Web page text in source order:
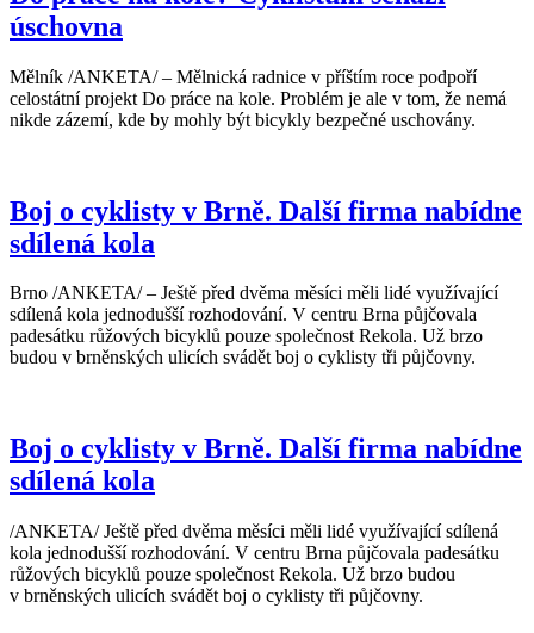
úschovna
Mělník /ANKETA/ – Mělnická radnice v příštím roce podpoří
celostátní projekt Do práce na kole. Problém je ale v tom, že nemá
nikde zázemí, kde by mohly být bicykly bezpečné uschovány.
Boj o cyklisty v Brně. Další firma nabídne
sdílená kola
Brno /ANKETA/ – Ještě před dvěma měsíci měli lidé využívající
sdílená kola jednodušší rozhodování. V centru Brna půjčovala
padesátku růžových bicyklů pouze společnost Rekola. Už brzo
budou v brněnských ulicích svádět boj o cyklisty tři půjčovny.
Boj o cyklisty v Brně. Další firma nabídne
sdílená kola
/ANKETA/ Ještě před dvěma měsíci měli lidé využívající sdílená
kola jednodušší rozhodování. V centru Brna půjčovala padesátku
růžových bicyklů pouze společnost Rekola. Už brzo budou
v brněnských ulicích svádět boj o cyklisty tři půjčovny.